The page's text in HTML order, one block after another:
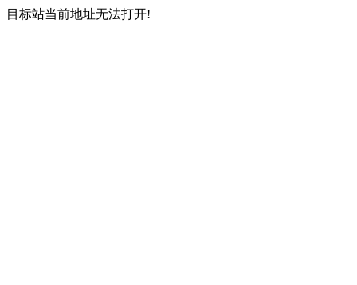
目标站当前地址无法打开!